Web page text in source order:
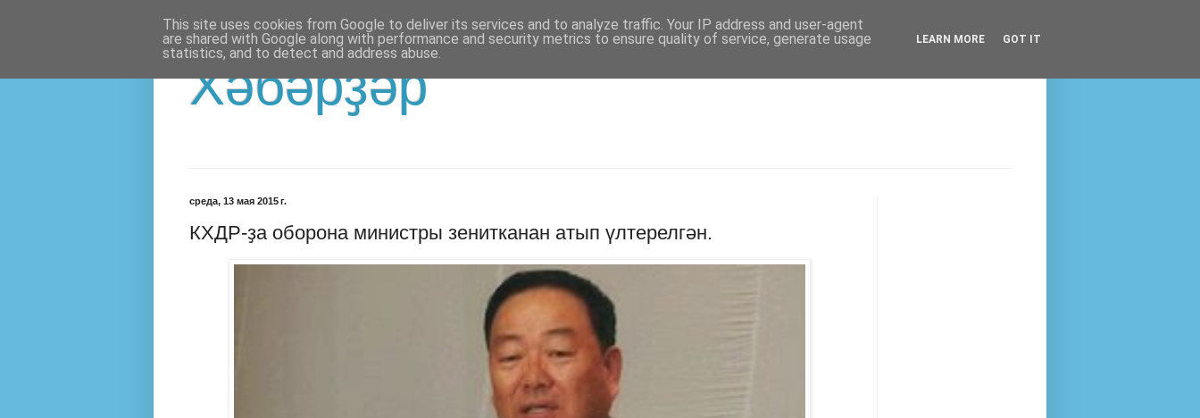
Хәбәрҙәр
среда, 13 мая 2015 г.
КХДР-ҙа оборона министры зенитканан атып үлтерелгән.
This site uses cookies from Google to deliver its services and to analyze traffic. Your IP address and user-agent
are shared with Google along with performance and security metrics to ensure quality of service, generate usage
statistics, and to detect and address abuse.
LEARN MORE GOT IT